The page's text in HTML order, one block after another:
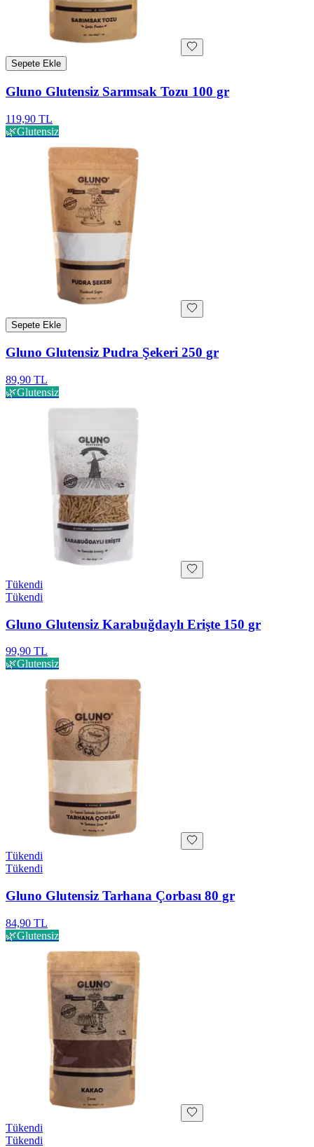
Sepete Ekle
Gluno Glutensiz Sarımsak Tozu 100 gr
119,90 TL
🌿Glutensiz
Sepete Ekle
Gluno Glutensiz Pudra Şekeri 250 gr
89,90 TL
🌿Glutensiz
Tükendi
Tükendi
Gluno Glutensiz Karabuğdaylı Erişte 150 gr
99,90 TL
🌿Glutensiz
Tükendi
Tükendi
Gluno Glutensiz Tarhana Çorbası 80 gr
84,90 TL
🌿Glutensiz
Tükendi
Tükendi